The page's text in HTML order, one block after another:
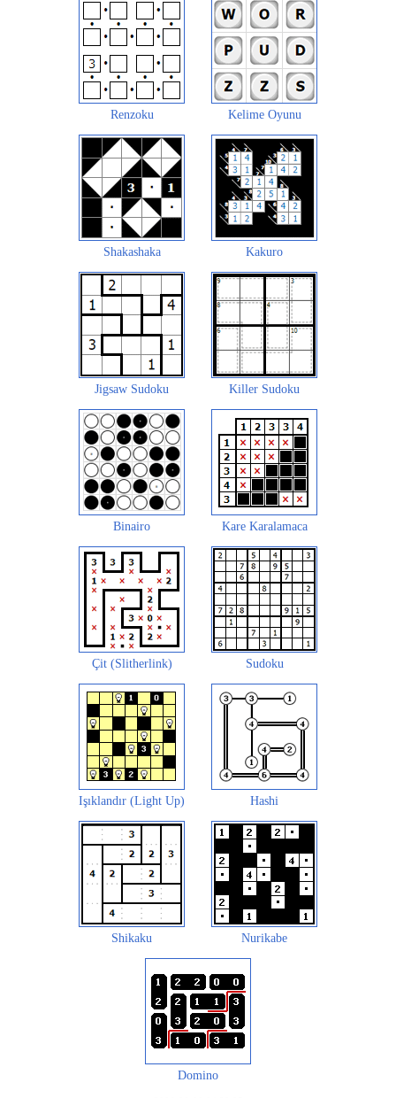
Renzoku Kelime Oyunu
Shakashaka Kakuro
Jigsaw Sudoku Killer Sudoku
Binairo Kare Karalamaca
Çit (Slitherlink) Sudoku
Işıklandır (Light Up) Hashi
Shikaku Nurikabe
Domino